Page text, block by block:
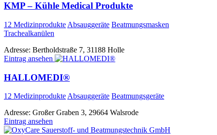
KMP – Kühle Medical Produkte
12 Medizinprodukte Absauggeräte Beatmungsmasken
Trachealkanülen
Adresse: Bertholdstraße 7, 31188 Holle
Eintrag ansehen
HALLOMEDI®
12 MedizinprodukteAbsauggeräte Beatmungsgeräte
Adresse: Großer Graben 3, 29664 Walsrode
Eintrag ansehen